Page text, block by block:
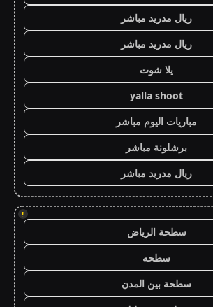
ريال مدريد مباشر
ريال مدريد مباشر
يلا شوت
yalla shoot
مباريات اليوم مباشر
برشلونة مباشر
ريال مدريد مباشر
!
سطحة الرياض
سطحه
سطحة بين المدن